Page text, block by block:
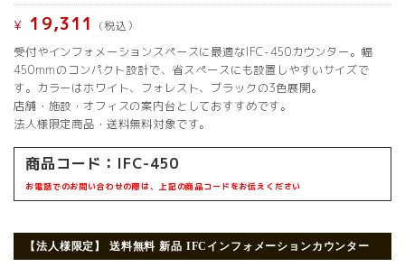
¥ 19,311
(税込）
受付やインフォメーションスペースに最適なIFC-450カウンター。幅
450mmのコンパクト設計で、省スペースにも設置しやすいサイズで
す。カラーはホワイト、フォレスト、ブラックの3色展開。
店舗・施設・オフィスの案内台としておすすめです。
法人様限定商品・送料無料対象です。
商品コード： IFC-450
お電話でのお問い合わせの際は、上記の商品コードをお伝えください
【法人様限定】 送料無料 新品 IFCインフォメーションカウンター